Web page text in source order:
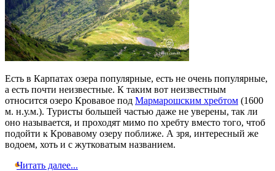
Есть в Карпатах озера популярные, есть не очень популярные,
а есть почти неизвестные. К таким вот неизвестным
относится озеро Кровавое под Мармарошским хребтом (1600
м. н.у.м.). Туристы большей частью даже не уверены, так ли
оно называется, и проходят мимо по хребту вместо того, чтоб
подойти к Кровавому озеру поближе. А зря, интересный же
водоем, хоть и с жутковатым названием.
Читать далее...